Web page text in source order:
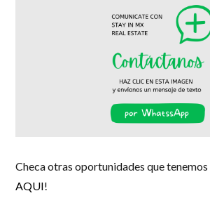
Checa otras oportunidades que
AQUI!